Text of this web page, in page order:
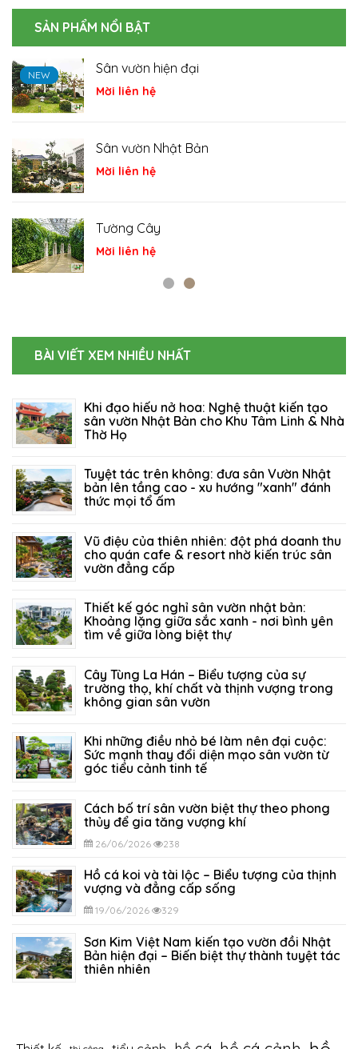
SẢN PHẨM NỔI BẬT
NEW Hồ cá Koi
NEW
Cá Koi
NEW
BÀI VIẾT XEM NHIỀU NHẤT
Khi đạo hiếu nở hoa: Nghệ thuật kiến tạo
sân vườn Nhật Bản cho Khu Tâm Linh & Nhà
Thờ Họ
Tuyệt tác trên không: đưa sân Vườn Nhật
bản lên tầng cao - xu hướng "xanh" đánh
thức mọi tổ ấm
Vũ điệu của thiên nhiên: đột phá doanh thu
cho quán cafe & resort nhờ kiến trúc sân
vườn đẳng cấp
Thiết kế góc nghỉ sân vườn nhật bản:
Khoảng lặng giữa sắc xanh - nơi bình yên
tìm về giữa lòng biệt thự
Cây Tùng La Hán – Biểu tượng của sự
trường thọ, khí chất và thịnh vượng trong
không gian sân vườn
Khi những điều nhỏ bé làm nên đại cuộc:
Sức mạnh thay đổi diện mạo sân vườn từ
góc tiểu cảnh tinh tế
Cách bố trí sân vườn biệt thự theo phong
thủy để gia tăng vượng khí
26/06/2026 238
Hồ cá koi và tài lộc – Biểu tượng của thịnh
vượng và đẳng cấp sống
19/06/2026 329
Sơn Kim Việt Nam kiến tạo vườn đồi Nhật
Bản hiện đại – Biến biệt thự thành tuyệt tác
thiên nhiên